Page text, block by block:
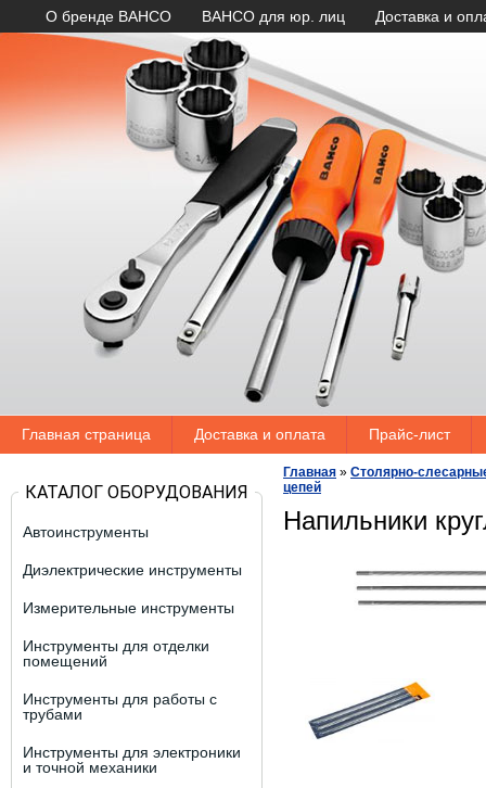
О бренде BAHCO BAHCO для юр. лиц Доставка и
Главная страница Доставка и оплата Прайс-лист
КАТАЛОГ ОБОРУДОВАНИЯ
Автоинструменты
Диэлектрические инструменты
Измерительные инструменты
Инструменты для отделки
помещений
Инструменты для работы с
трубами
Инструменты для электроники
и точной механики
Главная » Столярно-
цепей
Напильники